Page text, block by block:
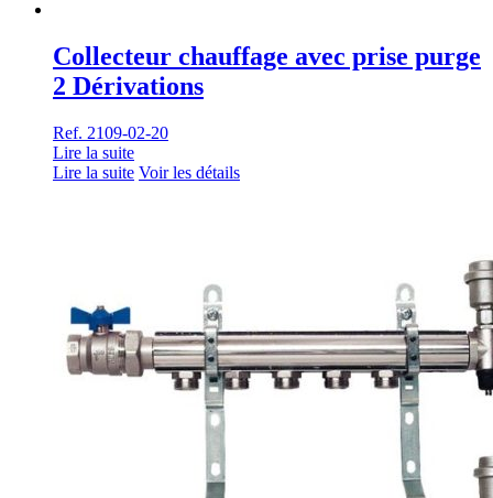
Collecteur chauffage avec prise purge
2 Dérivations
Ref. 2109-02-20
Lire la suite
Lire la suite Voir les détails